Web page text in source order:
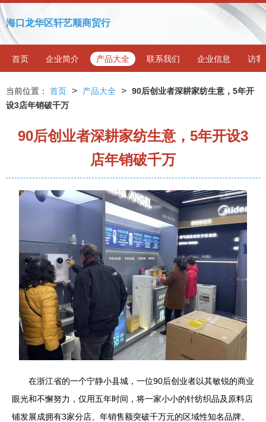
海口龙华区轩艺顺商贸行
首页 企业简介 产品大全 联系我们 企业信息 访客
当前位置： 首页 > 产品大全 > 90后创业者深耕家纺生意，5年开
设3店年销破千万
90后创业者深耕家纺生意，5年开设3
店年销破千万
在浙江省的一个宁静小县城，一位90后创业者以其敏锐的商业
眼光和不懈努力，仅用五年时间，将一家小小的针纺织品及原料店
铺发展成拥有3家分店、年销售额突破千万元的区域性知名品牌。